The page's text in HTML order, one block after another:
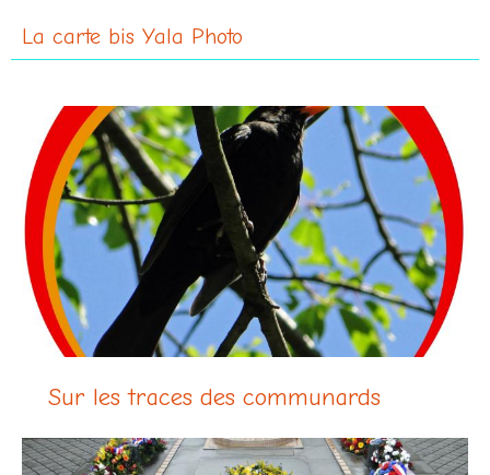
La carte bis Yala Photo
Sur les traces des communards